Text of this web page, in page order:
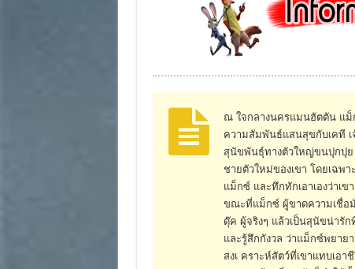
ณ ใจกลางนครแมนฮัตตัน แม็
ความสัมพันธ์แสนสุขกับเคที เ
สุนัขพันธุ์ทางตัวใหญ่ขนปุกปุย
ชายตัวใหม่ของเขา โดยเฉพ
แม็กซ์ และทึกทักเอาเองว่าเ
ขณะที่แม็กซ์ ผู้ขาดความเชื่อมั่
ดุ๊ค ผู้จริงๆ แล้วเป็นสุนัขน่ารัก
และรู้สึกกังวล ว่าแม็กซ์พยาย
สงเ คราะห์สัตว์ที่เขาแทบเอ